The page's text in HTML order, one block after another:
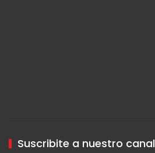
Suscribite a nuestro canal